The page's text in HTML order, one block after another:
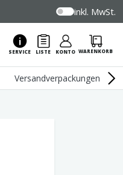
inkl. MwSt.
SERVICE LISTE KONTO WARENKORB
Versandverpackungen